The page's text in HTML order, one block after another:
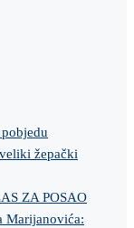
žepački
ZA POSAO
Marijanovića: